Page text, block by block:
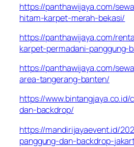
https://panthawijaya.com/
hitam-karpet-merah-bekasi/
https://panthawijaya.com/
karpet-permadani-panggung-
https://panthawijaya.com/
area-tangerang-banten/
https://
dan-backdrop/
https://mandirijayaevent.id/
panggung-dan-backdrop-